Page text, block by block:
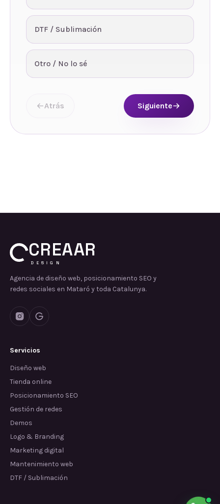
DTF / Sublimación
Otro / No lo sé
Atrás Siguiente
CREAAR
DESIGN
Agencia de diseño web, posicionamiento SEO y
redes sociales en Mataró y toda Catalunya.
Servicios
Diseño web
Tienda online
Posicionamiento SEO
Gestión de redes
Demos
Logo & Branding
Marketing digital
Mantenimiento web
DTF / Sublimación